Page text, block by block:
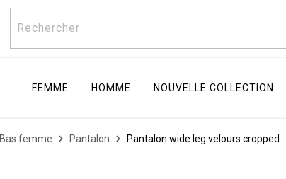
Rechercher
FEMME HOMME NOUVELLE COLLECTION
Bas femme Pantalon Pantalon wide leg velours cropped